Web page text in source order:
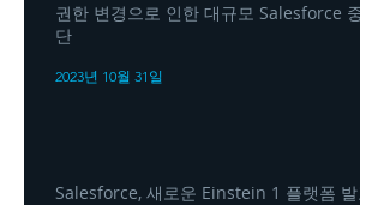
권한 변경으로 인한 대규모 Salesforce 중
단
2023년 10월 31일
Salesforce, 새로운 Einstein 1 플랫폼 발표